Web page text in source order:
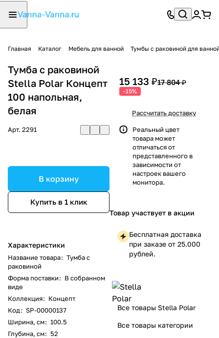
Главная Каталог Мебель для ванной Тумбы с раковиной для
Тумба с раковиной
Stella Polar Концепт
100 напольная,
белая
Арт. 2291
В корзину
Купить в 1 клик
Характеристики
Название товара: Тумба с
раковиной
Форма поставки: В собранном
виде
Коллекция: Концепт
Код: SP-00000137
Ширина, см: 100.5
Глубина, см: 52
15 133 ₽17 804 ₽
-15%
Рассчитать доставку
Реальный цвет
товара может
отличаться от
представленного в
зависимости от
настроек вашего
монитора.
Товар участвует в акции
Бесплатная доставка
при заказе от 25.000
рублей.
Все товары Stella Polar
Все товары категории